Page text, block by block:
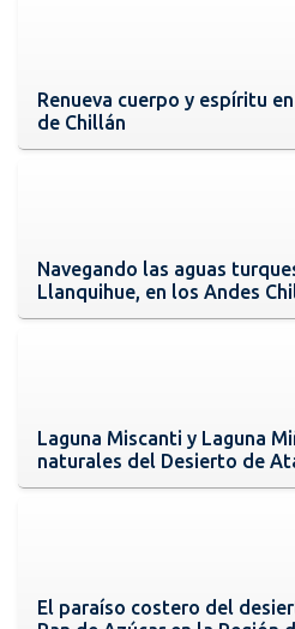
Renueva cuerpo y espíritu
de Chillán
Navegando las aguas
Llanquihue, en los Andes
Laguna Miscanti y Laguna
naturales del Desierto de
El paraíso costero del